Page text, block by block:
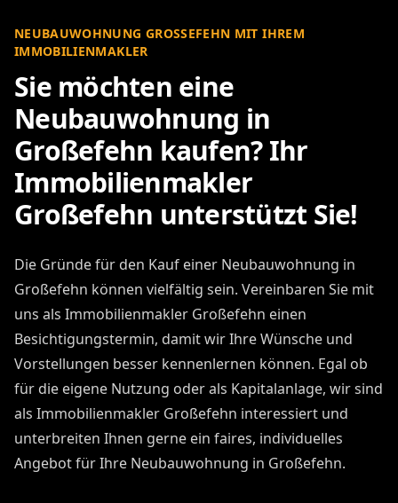
NEUBAUWOHNUNG GROSSEFEHN MIT IHREM I
MMOBILIENMAKLER
Sie möchten eine
Neubauwohnung in
Großefehn kaufen? Ihr
Immobilienmakler
Großefehn unterstützt Sie!
Die Gründe für den Kauf einer Neubauwohnung in
Großefehn können vielfältig sein. Vereinbaren Sie mit
uns als Immobilienmakler Großefehn einen
Besichtigungstermin, damit wir Ihre Wünsche und
Vorstellungen besser kennenlernen können. Egal ob
für die eigene Nutzung oder als Kapitalanlage, wir sind
als Immobilienmakler Großefehn interessiert und
unterbreiten Ihnen gerne ein faires, individuelles
Angebot für Ihre Neubauwohnung in Großefehn.